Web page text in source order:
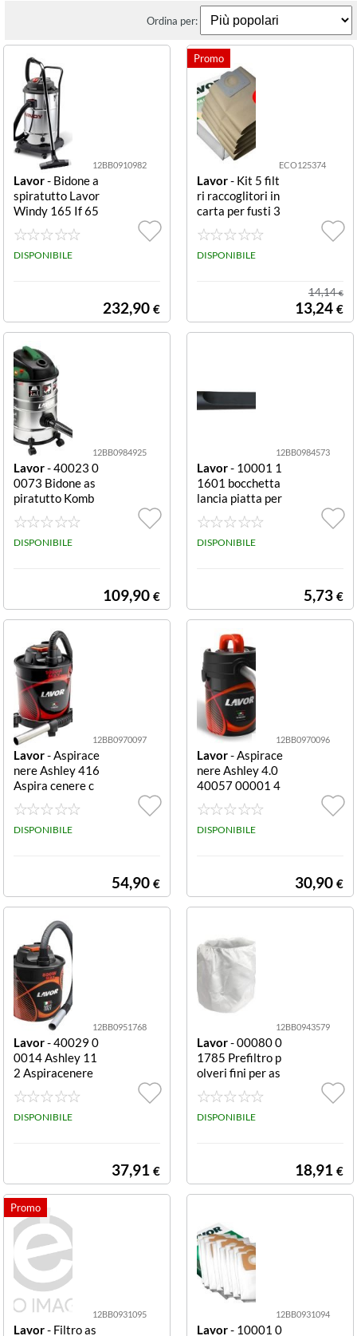
Ordina per:
12BB0910982
Lavor- Bidone a
spiratutto Lavor
Windy 165 If 65
litri Bidone aspi
ratutto Lavor 4
0009 00016 WI
DISPONIBILE
232,90 €
ECO125374
Lavor- Kit 5 filt
ri raccoglitori in
carta per fusti 3
0 L KIT 5 FILTRI
RACCOGLITOR
I CARTA ESPON
DISPONIBILE
14,14€
13,24 €
12BB0984925
Lavor- 40023 0
0073 Bidone as
piratutto Komb
o 4in1 1200 W
28 L 4in1
DISPONIBILE
109,90 €
12BB0984573
Lavor- 10001 1
1601 bocchetta
lancia piatta per
aspirapolvere bl
ack Lancia piatt
a
DISPONIBILE
5,73 €
12BB0970097
Lavor- Aspirace
nere Ashley 416
Aspira cenere c
on motore silenz
iato, doppio isol
amento elettric
efiltro per polve
ri fini , carrello c
on ruote, Tubo fl
ex in metallo riv
estito + lancia, p
otenza 800W (1
000W max), dim
en
DISPONIBILE
54,90 €
12BB0970096
Lavor- Aspirace
nere Ashley 4.0
40057 00001 4
000 ml 4.0
DISPONIBILE
30,90 €
12BB0951768
Lavor- 40029 0
0014 Ashley 11
2 Aspiracenere
800W 18L nero
e rosso 112
DISPONIBILE
37,91 €
12BB0943579
Lavor- 00080 0
1785 Prefiltro p
olveri fini per as
pirapolvere Pre
filtro polveri fini
DISPONIBILE
18,91 €
12BB0931095
Lavor- Filtro as
12BB0931094
Lavor- 10001 0